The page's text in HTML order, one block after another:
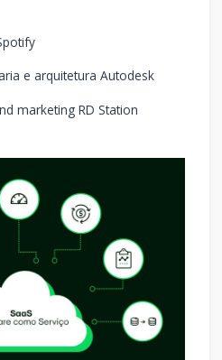
e arquitetura Autodesk
marketing RD Station